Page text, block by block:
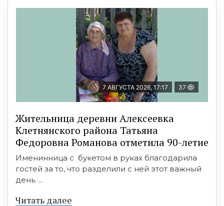
7 АВГУСТА 2026, 17:17 37
Жительница деревни Алексеевка
Клетнянского района Татьяна
Федоровна Романова отметила 90-летие
Именинница с букетом в руках благодарила
гостей за то, что разделили с ней этот важный
день. ...
Читать далее